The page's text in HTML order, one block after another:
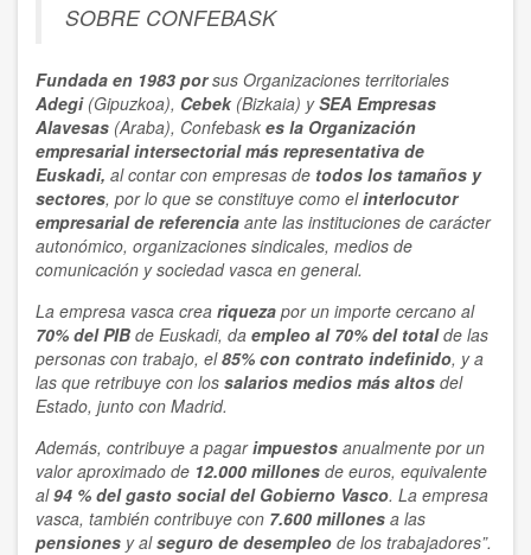
SOBRE CONFEBASK
Fundada en 1983 porsus Organizaciones territoriales
Adegi (Gipuzkoa), Cebek(Bizkaia) ySEA Empresas
Alavesas (Araba), Confebask es la Organización
empresarial intersectorial más representativa de
Euskadi, al contar con empresas de todos los tamaños y
sectores, por lo que se constituye como elinterlocutor
empresarial de referencia ante las instituciones de carácter
autonómico, organizaciones sindicales, medios de
comunicación y sociedad vasca en general.
La empresa vasca crea riqueza por un importe cercano al
70% del PIB de Euskadi, da empleo al 70% del totalde las
personas con trabajo, el85% con contrato indefinido, y a
las que retribuye con los salarios medios más altos del
Estado, junto con Madrid.
Además, contribuye a pagarimpuestos anualmente por un
valor aproximado de 12.000 millones de euros, equivalente
al94 % del gasto social del Gobierno Vasco. La empresa
vasca, también contribuye con 7.600 millones a las
pensiones y alseguro de desempleo de los trabajadores”.